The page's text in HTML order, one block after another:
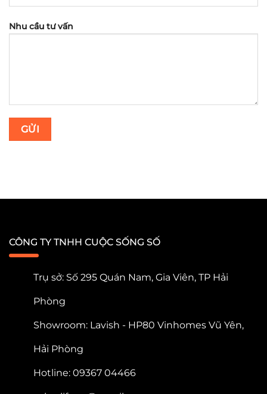
Nhu cầu tư vấn
CÔNG TY TNHH CUỘC SỐNG SỐ
Trụ sở: Số 295 Quán Nam, Gia Viên, TP Hải
Phòng
Showroom: Lavish - HP80 Vinhomes Vũ Yên,
Hải Phòng
Hotline: 09367 04466